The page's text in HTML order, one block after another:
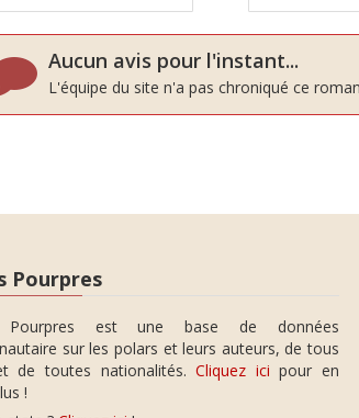
Aucun avis pour l'instant...
L'équipe du site n'a pas chroniqué ce
Pourpres
Pourpres est une base de données
sur les polars et leurs auteurs, de tous
de toutes nationalités.Cliquez ici pour en
!